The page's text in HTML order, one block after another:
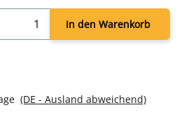
In den Warenkorb
(DE - Ausland abweichend)